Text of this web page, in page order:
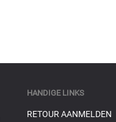
HANDIGE LINKS
RETOUR AANMELDEN